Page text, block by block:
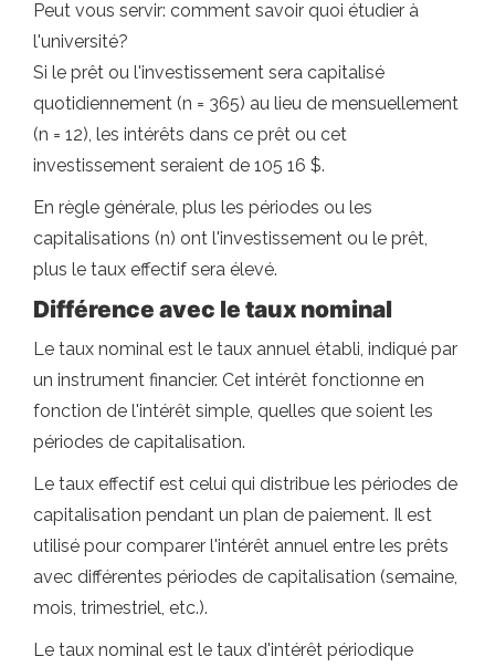
Peut vous servir: comment savoir quoi étudier à
l'université?
Si le prêt ou l'investissement sera capitalisé
quotidiennement (n = 365) au lieu de mensuellement
(n = 12), les intérêts dans ce prêt ou cet
investissement seraient de 105 16 $.
En règle générale, plus les périodes ou les
capitalisations (n) ont l'investissement ou le prêt,
plus le taux effectif sera élevé.
Différence avec le taux nominal
Le taux nominal est le taux annuel établi, indiqué par
un instrument financier. Cet intérêt fonctionne en
fonction de l'intérêt simple, quelles que soient les
périodes de capitalisation.
Le taux effectif est celui qui distribue les périodes de
capitalisation pendant un plan de paiement. Il est
utilisé pour comparer l'intérêt annuel entre les prêts
avec différentes périodes de capitalisation (semaine,
mois, trimestriel, etc.).
Le taux nominal est le taux d'intérêt périodique